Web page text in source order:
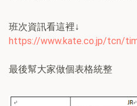
班次資訊看這裡↓
https://www.kate.co.jp/tcn/
最後幫大家做個表格統整